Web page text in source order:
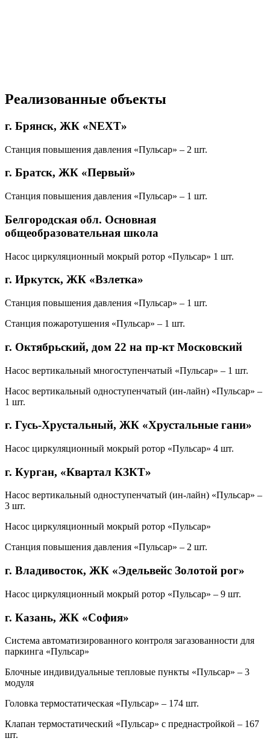
Реализованные объекты
г. Брянск, ЖК «NEXT»
Станция повышения давления «Пульсар» – 2 шт.
г. Братск, ЖК «Первый»
Станция повышения давления «Пульсар» – 1 шт.
Белгородская обл. Основная
общеобразовательная школа
Насос циркуляционный мокрый ротор «Пульсар» 1 шт.
г. Иркутск, ЖК «Взлетка»
Станция повышения давления «Пульсар» – 1 шт.
Станция пожаротушения «Пульсар» – 1 шт.
г. Октябрьский, дом 22 на пр-кт Московский
Насос вертикальный многоступенчатый «Пульсар» – 1 шт.
Насос вертикальный одноступенчатый (ин-лайн) «Пульсар» –
1 шт.
г. Гусь-Хрустальный, ЖК «Хрустальные гани»
Насос циркуляционный мокрый ротор «Пульсар» 4 шт.
г. Курган, «Квартал КЗКТ»
Насос вертикальный одноступенчатый (ин-лайн) «Пульсар» –
3 шт.
Насос циркуляционный мокрый ротор «Пульсар»
Станция повышения давления «Пульсар» – 2 шт.
г. Владивосток, ЖК «Эдельвейс Золотой рог»
Насос циркуляционный мокрый ротор «Пульсар» – 9 шт.
г. Казань, ЖК «София»
Система автоматизированного контроля загазованности для
паркинга «Пульсар»
Блочные индивидуальные тепловые пункты «Пульсар» – 3
модуля
Головка термостатическая «Пульсар» – 174 шт.
Клапан термостатический «Пульсар» с преднастройкой – 167
шт.